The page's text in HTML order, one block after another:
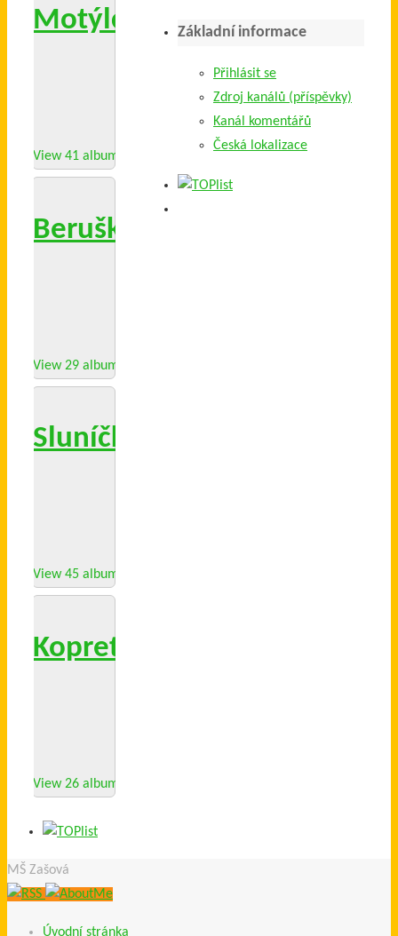
Motýlci 2016/17
View 41 albums
Berušky 2016/17
View 29 albums
Sluníčka 2016/17
View 45 albums
Kopretinky 2016/17
View 26 albums
Základní informace
Přihlásit se
Zdroj kanálů (příspěvky)
Kanál komentářů
Česká lokalizace
MŠ Zašová
Úvodní stránka